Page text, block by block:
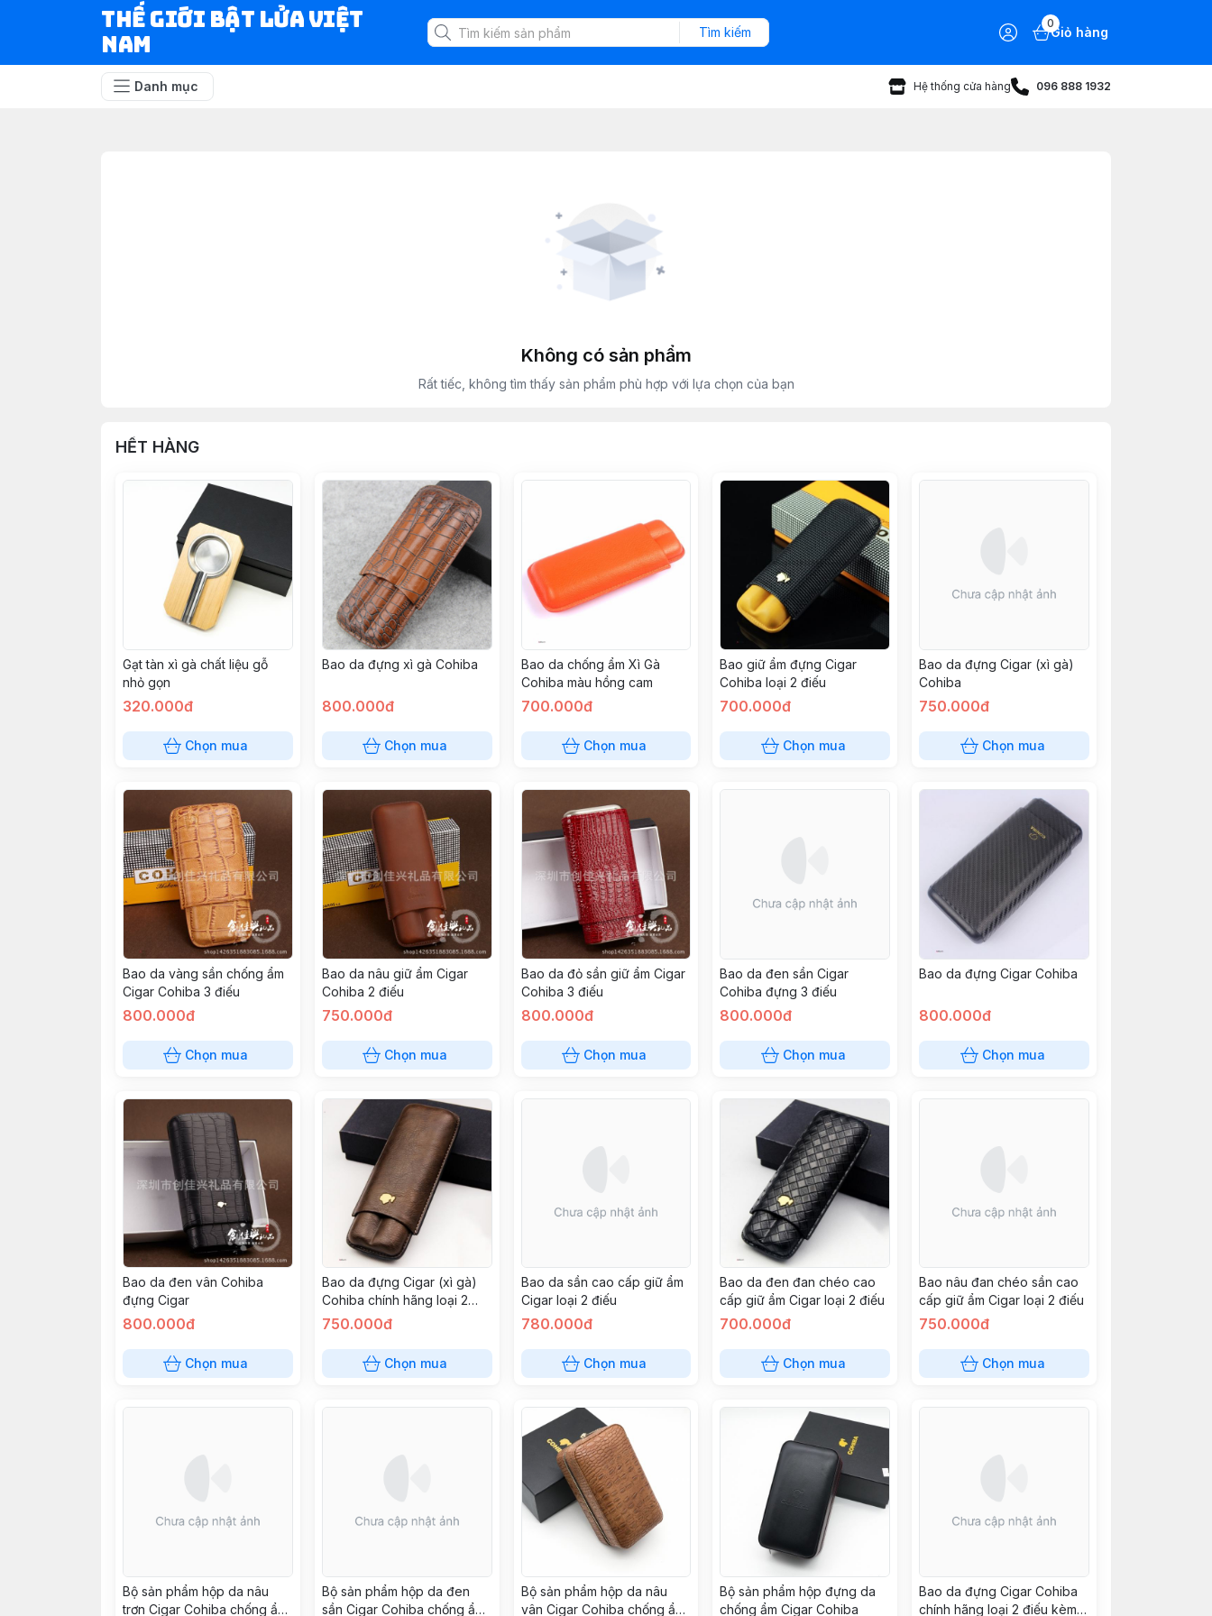
Thế Giới Bật Lửa Việt
Nam
Tìm kiếm
0
Giỏ hàng
Danh mục Hệ thống cửa hàng 096 888 1932
Không có sản phẩm
Rất tiếc, không tìm thấy sản phẩm phù hợp với lựa chọn của bạn
HẾT HÀNG
Gạt tàn xì gà chất liệu gỗ
nhỏ gọn
320.000đ
Chọn mua
Bao da đựng xì gà Cohiba
800.000đ
Chọn mua
Bao da chống ẩm Xì Gà
Cohiba màu hồng cam
700.000đ
Chọn mua
Bao giữ ẩm đựng Cigar
Cohiba loại 2 điếu
700.000đ
Chọn mua
Bao da đựng Cigar (xì gà)
Cohiba
750.000đ
Chọn mua
Bao da vàng sần chống ẩm
Cigar Cohiba 3 điếu
800.000đ
Chọn mua
Bao da nâu giữ ẩm Cigar
Cohiba 2 điếu
750.000đ
Chọn mua
Bao da đỏ sần giữ ẩm Cigar
Cohiba 3 điếu
800.000đ
Chọn mua
Bao da đen sần Cigar
Cohiba đựng 3 điếu
800.000đ
Chọn mua
Bao da đựng Cigar Cohiba
800.000đ
Chọn mua
Bao da đen vân Cohiba
đựng Cigar
800.000đ
Chọn mua
Bao da đựng Cigar (xì gà)
Cohiba chính hãng loại 2
điếu
750.000đ
Chọn mua
Bao da sần cao cấp giữ ẩm
Cigar loại 2 điếu
780.000đ
Chọn mua
Bao da đen đan chéo cao
cấp giữ ẩm Cigar loại 2 điếu
700.000đ
Chọn mua
Bao nâu đan chéo sần cao
cấp giữ ẩm Cigar loại 2 điếu
750.000đ
Chọn mua
Bộ sản phẩm hộp da nâu
trơn Cigar Cohiba chống ẩm
Bộ sản phẩm hộp da đen
sần Cigar Cohiba chống ẩm
Bộ sản phẩm hộp da nâu
vân Cigar Cohiba chống ẩm
Bộ sản phẩm hộp đựng da
chống ẩm Cigar Cohiba
Bao da đựng Cigar Cohiba
chính hãng loại 2 điếu kèm